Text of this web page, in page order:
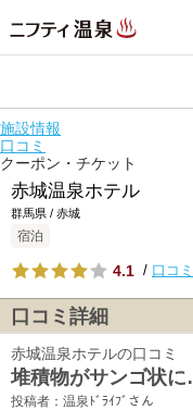
施設情報
口コミ
クーポン・チケット
赤城温泉ホテル
群馬県 / 赤城
宿泊
4.1 / 口コ
口コミ詳細
赤城温泉ホテルの口コミ
堆積物がサンゴ状
投稿者：温泉ﾄﾞﾗｲﾌﾞさん